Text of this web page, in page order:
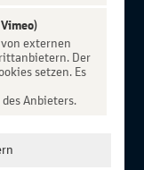
einzigartigen
Konzerte,
sowie die
externen
Der
setzen. Es
Anbieters.